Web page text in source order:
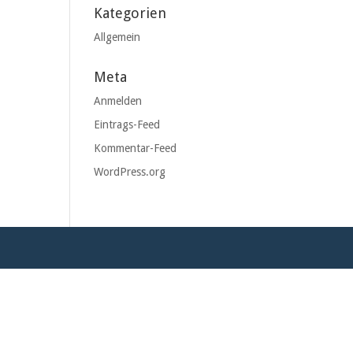
Kategorien
Allgemein
Meta
Anmelden
Eintrags-Feed
Kommentar-Feed
WordPress.org